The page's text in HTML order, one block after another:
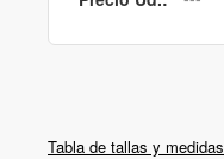
Tabla de tallas y medidas